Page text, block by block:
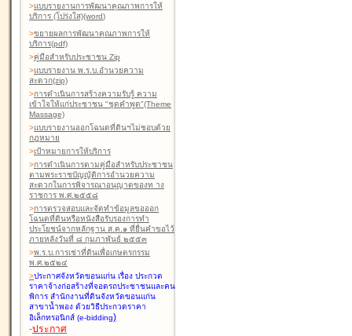
>แบบรายงานการพัฒนาคุณภาพการให้
บริการ (โปร่งใส)(word)
>ขยายผลการพัฒนาคุณภาพการให้
บริการ(pdf)
>คู่มือสำหรับประชาชน Zip
>แบบรายงาน พ.ร.บ.อำนวยความ
สะดวก(zip)
>การดำเนินการสร้างความรับรู้ ความ
เข้าใจให้แก่ประชาชน "ชุดคำพูด"(Theme
Massage)
>แบบรายงานออกโฉนดที่ดินฯไม่ชอบด้วย
กฎหมาย
>เป้าหมายการให้บริการ
>การดำเนินการตามคู่มือสำหรับประชาชน
ตามพระราชบัญญัติการอำนวยความ
สะดวกในการพิจารณาอนุญาตของท าง
ราชการ พ.ศ.๒๕๕๘
>การตรวจสอบและจัดทำข้อมูลขอออก
โฉนดที่ดินหรือหนังสือรับรองการทำ
ประโยชน์จากหลักฐาน ส.ค.๑ ที่ยื่นคำขอไว้
ภายหลังวันที่ ๘ กุมภาพันธ์ ๒๕๕๓
>พ.ร.บ.การเช่าที่ดินเพื่อเกษตรกรรม
พ.ศ.๒๕๒๔
>ประกาศจังหวัดขอนแก่น เรื่อง ประกวด
ราคาจ้างก่อสร้างที่จอดรถประชาชนและคน
พิการ สำนักงานที่ดินจังหวัดขอนแก่น
สาขาน้ำพอง ด้วยวิธีประกวดราคา
อิเล็กทรอนิกส์ (e-bidding)
-ประกาศ